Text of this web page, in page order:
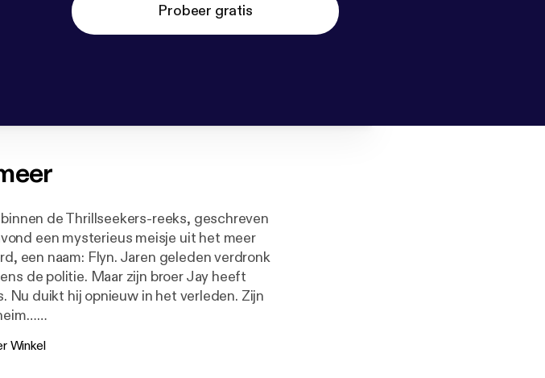
Probeer gratis
de Thrillseekers-reeks, geschreven
een mysterieus meisje uit het meer
een naam: Flyn. Jaren geleden verdronk
de politie. Maar zijn broer Jay heeft
duikt hij opnieuw in het verleden. Zijn
thrillers die zelfs minder
- Narrator
Winkel